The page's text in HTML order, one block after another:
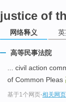
justice of
网络释义
高等民事法院
... civil action
of Common Pleas
基于1个网页-相关网页